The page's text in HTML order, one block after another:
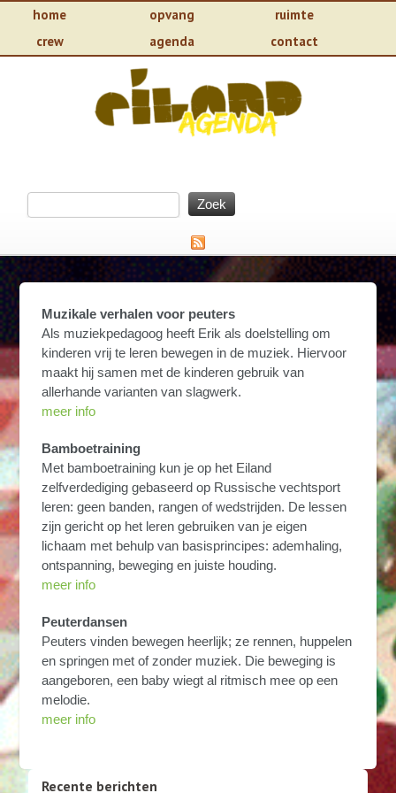
home opvang
ruimte
crew
agenda contact
Muzikale verhalen voor peuters
Als muziekpedagoog heeft Erik als doelstelling om
kinderen vrij te leren bewegen in de muziek. Hiervoor
maakt hij samen met de kinderen gebruik van
allerhande varianten van slagwerk.
meer info
Bamboetraining
Met bamboetraining kun je op het Eiland
zelfverdediging gebaseerd op Russische vechtsport
leren: geen banden, rangen of wedstrijden. De lessen
zijn gericht op het leren gebruiken van je eigen
lichaam met behulp van basisprincipes: ademhaling,
ontspanning, beweging en juiste houding.
meer info
Peuterdansen
Peuters vinden bewegen heerlijk; ze rennen, huppelen
en springen met of zonder muziek. Die beweging is
aangeboren, een baby wiegt al ritmisch mee op een
melodie.
meer info
Recente berichten